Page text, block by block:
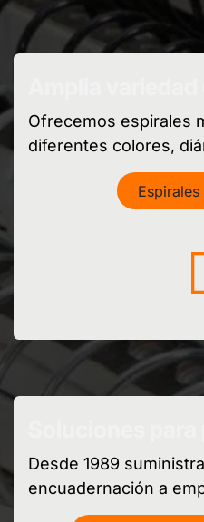
Ofrecemos espirales
diferentes colores,
Desde 1989
encuadernación a